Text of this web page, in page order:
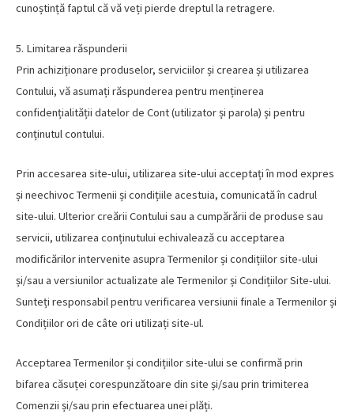
cunoștință faptul că vă veți pierde dreptul la retragere.
5. Limitarea răspunderii
Prin achiziționare produselor, serviciilor și crearea și utilizarea
Contului, vă asumați răspunderea pentru menținerea
confidențialității datelor de Cont (utilizator și parola) și pentru
conținutul contului.
Prin accesarea site-ului, utilizarea site-ului acceptați în mod expres
și neechivoc Termenii și condițiile acestuia, comunicată în cadrul
site-ului. Ulterior creării Contului sau a cumpărării de produse sau
servicii, utilizarea conținutului echivalează cu acceptarea
modificărilor intervenite asupra Termenilor și condițiilor site-ului
și/sau a versiunilor actualizate ale Termenilor și Condițiilor Site-ului.
Sunteți responsabil pentru verificarea versiunii finale a Termenilor și
Condițiilor ori de câte ori utilizați site-ul.
Acceptarea Termenilor și condițiilor site-ului se confirmă prin
bifarea căsuței corespunzătoare din site și/sau prin trimiterea
Comenzii și/sau prin efectuarea unei plăți.